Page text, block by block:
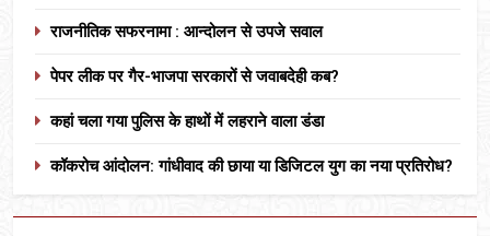
राजनीतिक सफरनामा : आन्दोलन से उपजे सवाल
पेपर लीक पर गैर-भाजपा सरकारों से जवाबदेही कब?
कहां चला गया पुलिस के हाथों में लहराने वाला डंडा
कॉकरोच आंदोलन: गांधीवाद की छाया या डिजिटल युग का नया प्रतिरोध?